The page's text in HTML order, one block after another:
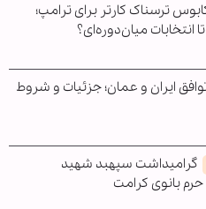
ترسناک کارتر برای ترامپ؛
انتخابات میان‌دوره‌ای؟
توافق ایران و عمان؛ جزئیات و شروط
گرامیداشت سپهبد شهید
بانوی کرامت